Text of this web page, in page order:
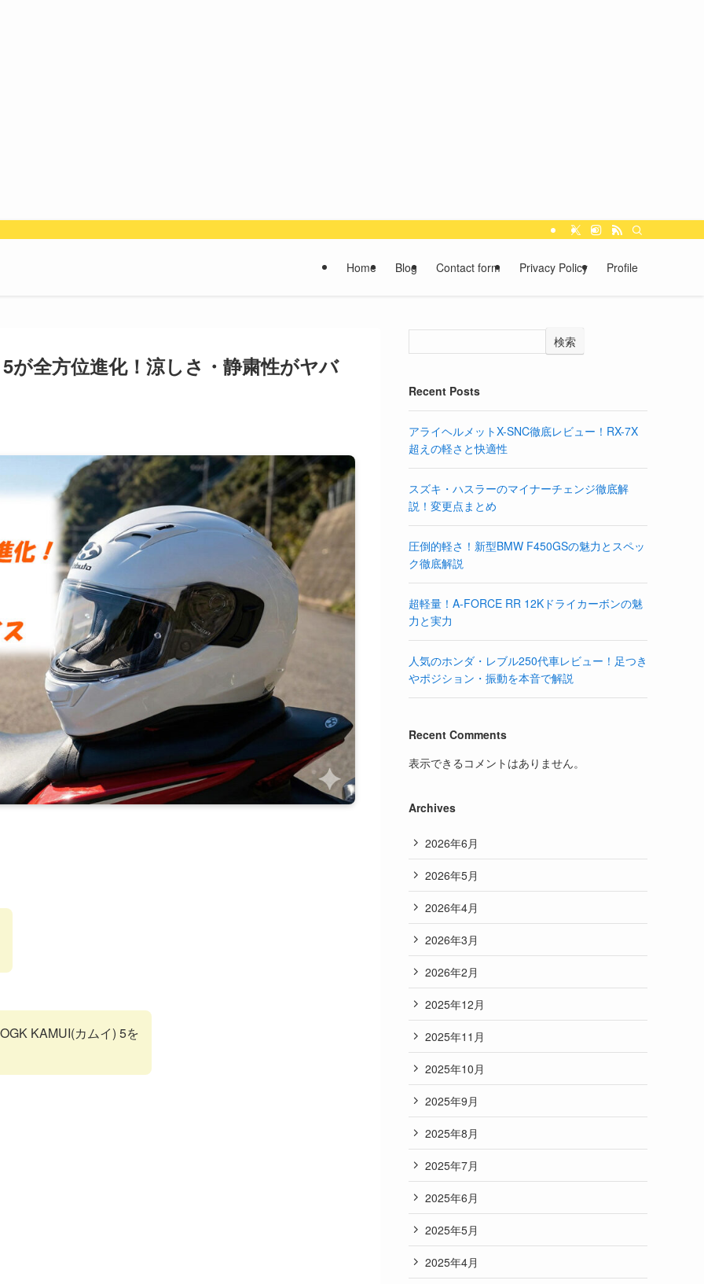
Home Blog Contact form Privacy Policy Profile
が全方位進化！涼しさ・静粛性がヤバ
KAMUI(カムイ) 5を
検索
Recent Posts
アライヘルメットX-SNC徹底レビュー！RX-7X
超えの軽さと快適性
スズキ・ハスラーのマイナーチェンジ徹底解
説！変更点まとめ
圧倒的軽さ！新型BMW F450GSの魅力とスペッ
ク徹底解説
超軽量！A-FORCE RR 12Kドライカーボンの魅
力と実力
人気のホンダ・レブル250代車レビュー！足つき
やポジション・振動を本音で解説
Recent Comments
表示できるコメントはありません。
Archives
2026年6月
2026年5月
2026年4月
2026年3月
2026年2月
2025年12月
2025年11月
2025年10月
2025年9月
2025年8月
2025年7月
2025年6月
2025年5月
2025年4月